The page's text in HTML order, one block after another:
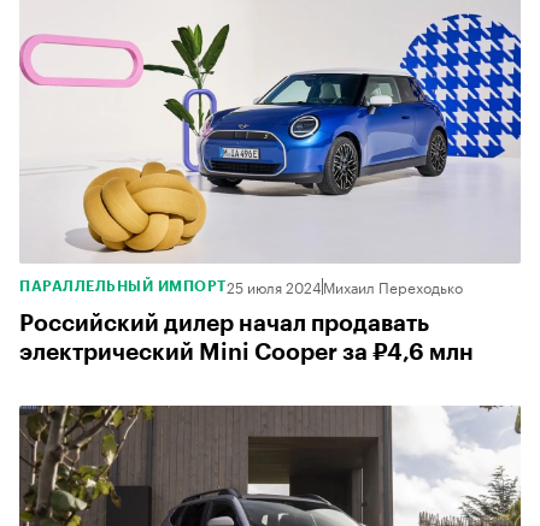
ПАРАЛЛЕЛЬНЫЙ ИМПОРТ 25 июля 2024Михаил Переходько
Российский дилер начал продавать
электрический Mini Cooper за ₽4,6 млн